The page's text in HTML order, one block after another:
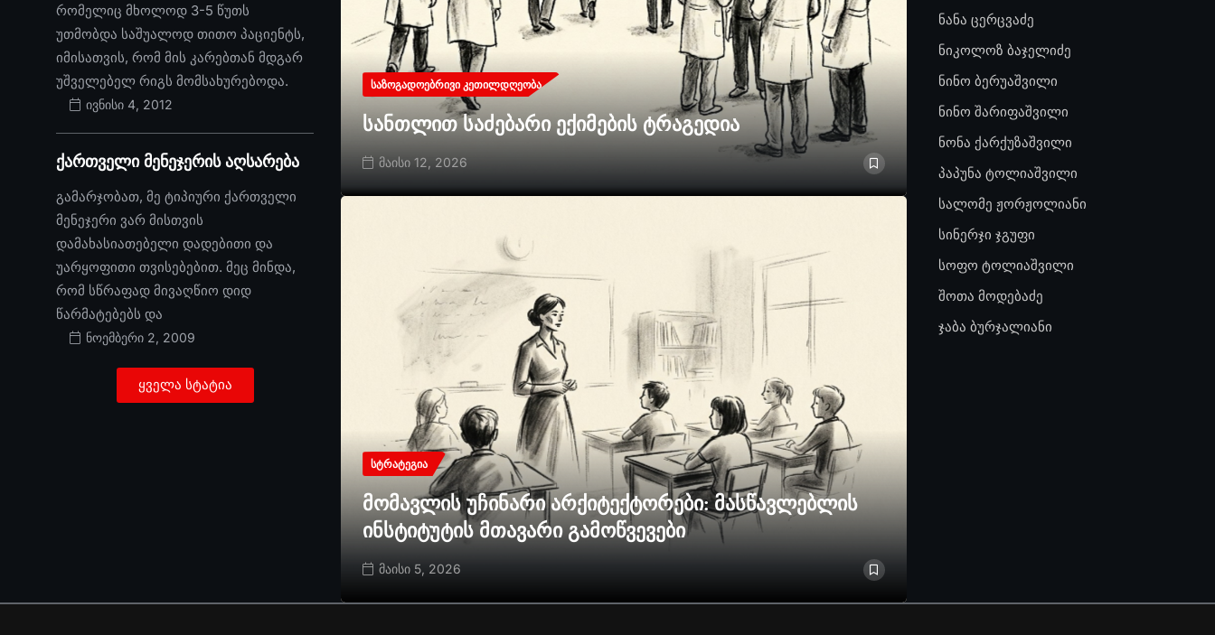
რომელიც მხოლოდ 3-5 წუთს
უთმობდა საშუალოდ თითო პაციენტს,
იმისათვის, რომ მის კარებთან მდგარ
უშველებელ რიგს მომსახურებოდა.
ივნისი 4, 2012
ქართველი მენეჯერის აღსარება
გამარჯობათ, მე ტიპიური ქართველი
მენეჯერი ვარ მისთვის
დამახასიათებელი დადებითი და
უარყოფითი თვისებებით. მეც მინდა,
რომ სწრაფად მივაღწიო დიდ
წარმატებებს და
ნოემბერი 2, 2009
ყველა სტატია
ᲡᲐᲖᲝᲒᲐᲓᲝᲔᲑᲠᲘᲕᲘ ᲙᲔᲗᲘᲚᲓᲦᲔᲝᲑᲐ
სანთლით საძებარი ექიმების ტრაგედია
მაისი 12, 2026
ᲡᲢᲠᲐᲢᲔᲒᲘᲐ
მომავლის უჩინარი არქიტექტორები: მასწავლებლის
ინსტიტუტის მთავარი გამოწვევები
მაისი 5, 2026
ნანა ცერცვაძე
ნიკოლოზ ბაჯელიძე
ნინო ბერუაშვილი
ნინო შარიფაშვილი
ნონა ქარქუზაშვილი
პაპუნა ტოლიაშვილი
სალომე ჟორჟოლიანი
სინერჯი ჯგუფი
სოფო ტოლიაშვილი
შოთა მოდებაძე
ჯაბა ბურჯალიანი